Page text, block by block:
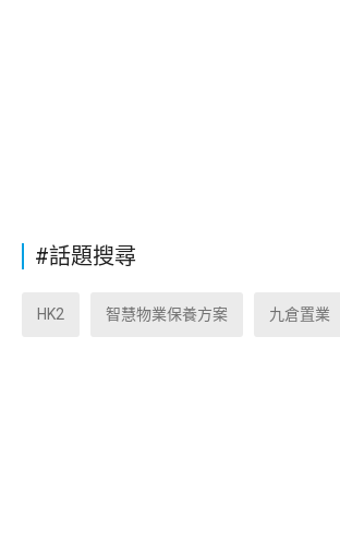
#話題搜尋
HK2 智慧物業保養方案 九倉置業